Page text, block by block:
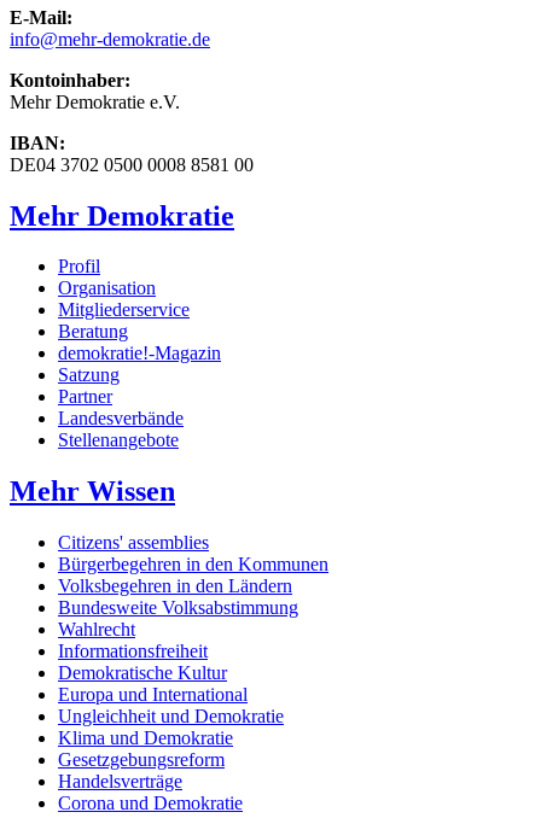
E-Mail:
info@mehr-demokratie.de
Kontoinhaber:
Mehr Demokratie e.V.
IBAN:
DE04 3702 0500 0008 8581 00
Mehr Demokratie
Profil
Organisation
Mitgliederservice
Beratung
demokratie!-Magazin
Satzung
Partner
Landesverbände
Stellenangebote
Mehr Wissen
Citizens' assemblies
Bürgerbegehren in den Kommunen
Volksbegehren in den Ländern
Bundesweite Volksabstimmung
Wahlrecht
Informationsfreiheit
Demokratische Kultur
Europa und International
Ungleichheit und Demokratie
Klima und Demokratie
Gesetzgebungsreform
Handelsverträge
Corona und Demokratie